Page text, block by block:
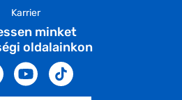
Karrier
minket
oldalainkon